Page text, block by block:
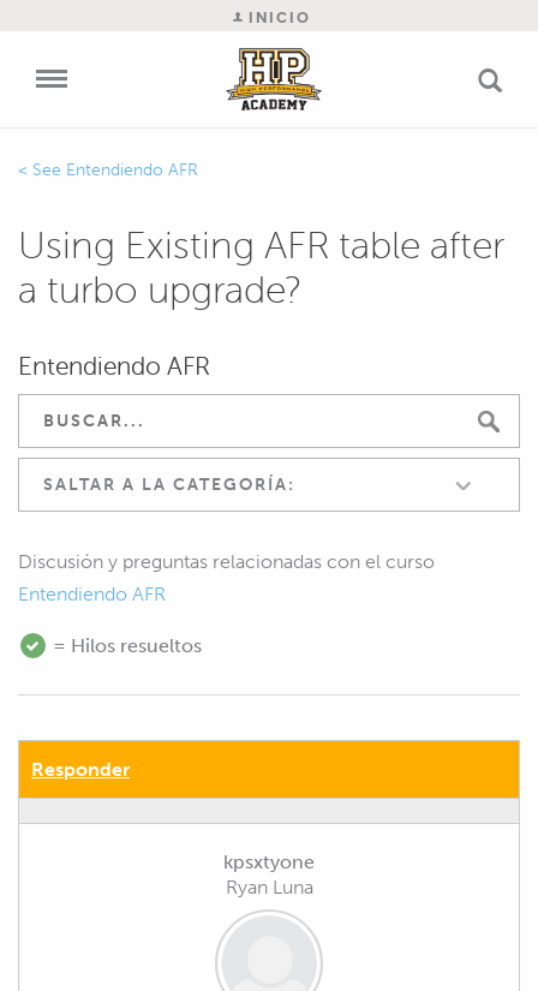
INICIO
Entendiendo AFR
Using Existing AFR table after
a turbo upgrade?
Entendiendo AFR
SALTAR A LA CATEGORÍA:
Discusión y preguntas relacionadas con el curso
Entendiendo AFR
= Hilos resueltos
Responder
kpsxtyone
Ryan Luna